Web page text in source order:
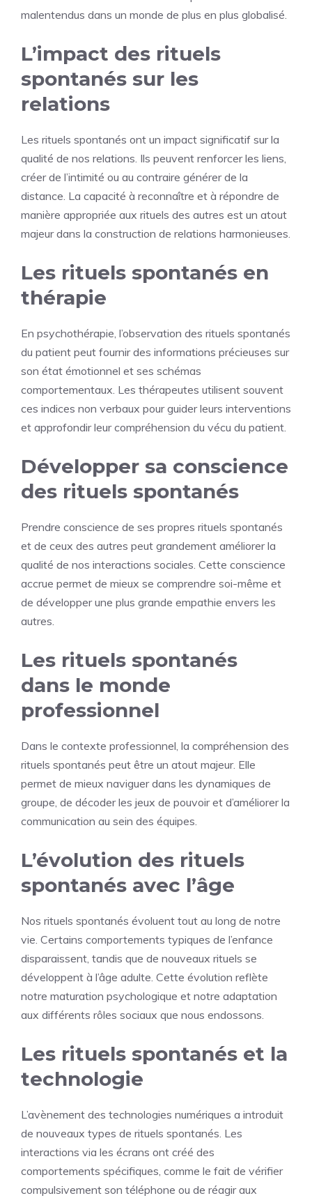
malentendus dans un monde de plus en plus globalisé.
L’impact des rituels
spontanés sur les
relations
Les rituels spontanés ont un impact significatif sur la
qualité de nos relations. Ils peuvent renforcer les liens,
créer de l’intimité ou au contraire générer de la
distance. La capacité à reconnaître et à répondre de
manière appropriée aux rituels des autres est un atout
majeur dans la construction de relations harmonieuses.
Les rituels spontanés en
thérapie
En psychothérapie, l’observation des rituels spontanés
du patient peut fournir des informations précieuses sur
son état émotionnel et ses schémas
comportementaux. Les thérapeutes utilisent souvent
ces indices non verbaux pour guider leurs interventions
et approfondir leur compréhension du vécu du patient.
Développer sa conscience
des rituels spontanés
Prendre conscience de ses propres rituels spontanés
et de ceux des autres peut grandement améliorer la
qualité de nos interactions sociales. Cette conscience
accrue permet de mieux se comprendre soi-même et
de développer une plus grande empathie envers les
autres.
Les rituels spontanés
dans le monde
professionnel
Dans le contexte professionnel, la compréhension des
rituels spontanés peut être un atout majeur. Elle
permet de mieux naviguer dans les dynamiques de
groupe, de décoder les jeux de pouvoir et d’améliorer la
communication au sein des équipes.
L’évolution des rituels
spontanés avec l’âge
Nos rituels spontanés évoluent tout au long de notre
vie. Certains comportements typiques de l’enfance
disparaissent, tandis que de nouveaux rituels se
développent à l’âge adulte. Cette évolution reflète
notre maturation psychologique et notre adaptation
aux différents rôles sociaux que nous endossons.
Les rituels spontanés et la
technologie
L’avènement des technologies numériques a introduit
de nouveaux types de rituels spontanés. Les
interactions via les écrans ont créé des
comportements spécifiques, comme le fait de vérifier
compulsivement son téléphone ou de réagir aux